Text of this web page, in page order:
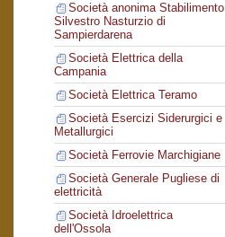
Società anonima Stabilimento
Silvestro Nasturzio di
Sampierdarena
Società Elettrica della
Campania
Società Elettrica Teramo
Società Esercizi Siderurgici e
Metallurgici
Società Ferrovie Marchigiane
Società Generale Pugliese di
elettricità
Società Idroelettrica
dell'Ossola